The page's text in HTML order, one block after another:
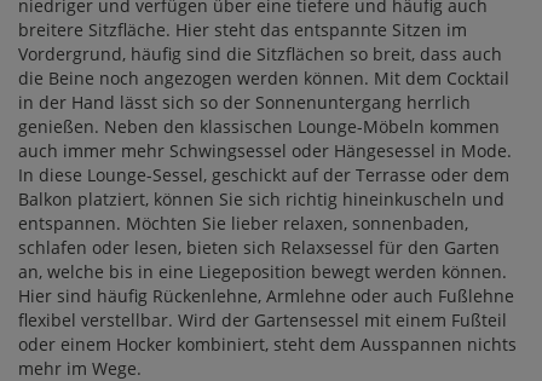
niedriger und verfügen über eine tiefere und häufig auch
breitere Sitzfläche. Hier steht das entspannte Sitzen im
Vordergrund, häufig sind die Sitzflächen so breit, dass auch
die Beine noch angezogen werden können. Mit dem Cocktail
in der Hand lässt sich so der Sonnenuntergang herrlich
genießen. Neben den klassischen Lounge-Möbeln kommen
auch immer mehr Schwingsessel oder Hängesessel in Mode.
In diese Lounge-Sessel, geschickt auf der Terrasse oder dem
Balkon platziert, können Sie sich richtig hineinkuscheln und
entspannen. Möchten Sie lieber relaxen, sonnenbaden,
schlafen oder lesen, bieten sich Relaxsessel für den Garten
an, welche bis in eine Liegeposition bewegt werden können.
Hier sind häufig Rückenlehne, Armlehne oder auch Fußlehne
flexibel verstellbar. Wird der Gartensessel mit einem Fußteil
oder einem Hocker kombiniert, steht dem Ausspannen nichts
mehr im Wege.